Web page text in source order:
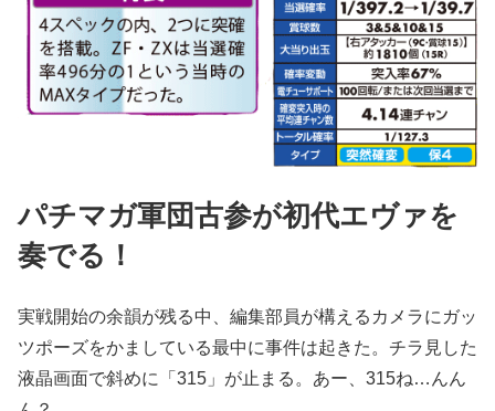
パチマガ軍団古参が初代エヴァを
奏でる！
実戦開始の余韻が残る中、編集部員が構えるカメラにガッ
ツポーズをかましている最中に事件は起きた。チラ見した
液晶画面で斜めに「315」が止まる。あー、315ね…んん